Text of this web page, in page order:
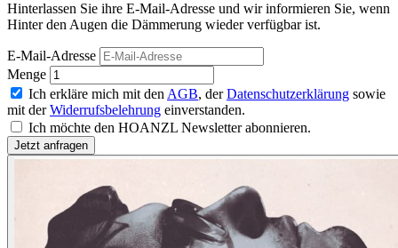
Hinterlassen Sie ihre E-Mail-Adresse und wir informieren Sie, wenn
Hinter den Augen die Dämmerung wieder verfügbar ist.
E-Mail-Adresse
Menge
Ich erkläre mich mit den AGB, derDatenschutzerklärung sowie
mit derWiderrufsbelehrung einverstanden.
Ich möchte den HOANZL Newsletter abonnieren.